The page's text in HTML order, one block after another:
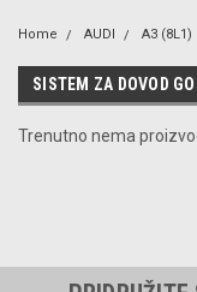
Home AUDI A3 (8L1)
SISTEM ZA DOVOD
Trenutno nema